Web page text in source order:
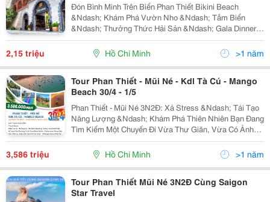
Đón Bình Minh Trên Biển Phan Thiết Bikini Beach
&Ndash; Khám Phá Vườn Nho &Ndash; Tắm Biển
&Ndash; Thưởng Thức Hải Sản &Ndash; Gala Dinner
Với Phương Châm "Tròn Chữ Tâm - Vẹn Chữ Tín",
Saco Travel Luôn Đem Đến Cho Quý Khách Những
Chuyến Tour Du...
2,15 triệu Hồ Chí Minh >1 năm
Tour Phan Thiết - Mũi Né - Kdl Tà Cú - Mango
Beach 30/4 - 1/5
Phan Thiết - Mũi Né 3N2Đ: Xả Stress &Ndash; Tái Tạo
Năng Lượng &Ndash; Khám Phá Thiên Nhiên Bạn Đang
Tìm Kiếm Một Chuyến Đi Vừa Thư Giãn, Vừa Có Ảnh
Đẹp, Vừa Nhiều Hoạt Động Thú Vị? Tour Phan Thiết -
Mũi Né 3N2Đ Sẽ Là Lựa Chọn Mà Bạn Không Thể Bỏ...
3,586 triệu Hồ Chí Minh >1 năm
Tour Phan Thiết Mũi Né 3N2Đ Cùng Saigon
Star Travel